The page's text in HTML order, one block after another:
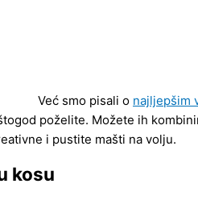
Već smo pisali o najljepšim
poželite. Možete ih
i pustite mašti na volju.
kosu